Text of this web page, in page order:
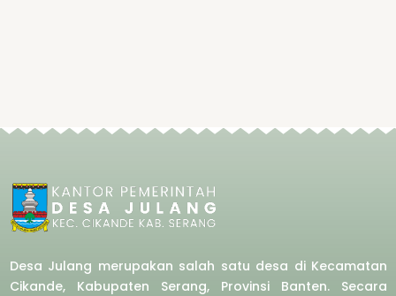
Desa Julang merupakan salah satu desa di Kecamatan
Cikande, Kabupaten Serang, Provinsi Banten. Secara